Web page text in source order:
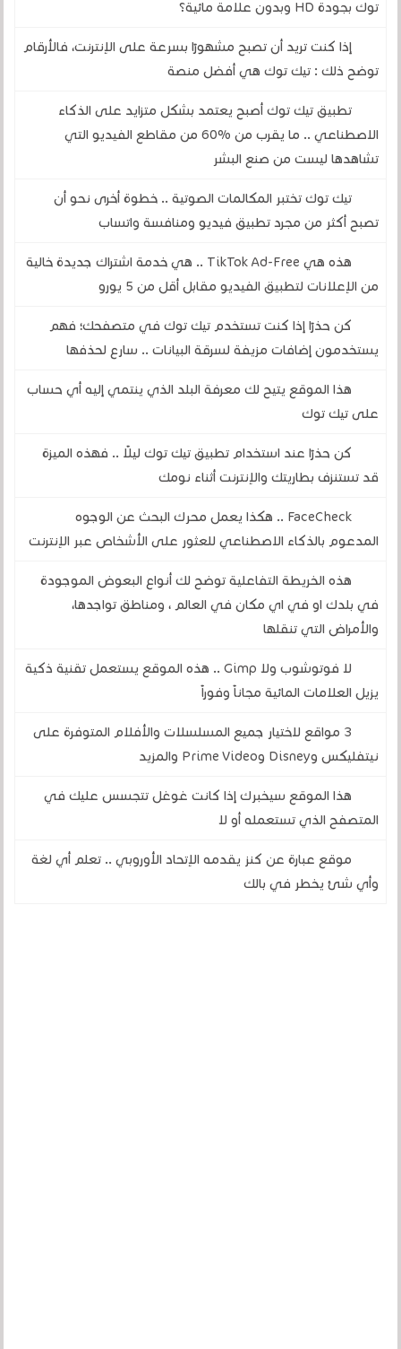
توك بجودة HD وبدون علامة مائية؟
إذا كنت تريد أن تصبح مشهورًا بسرعة على الإنترنت، فالأرقام
توضح ذلك : تيك توك هي أفضل منصة
تطبيق تيك توك أصبح يعتمد بشكل متزايد على الذكاء
الاصطناعي .. ما يقرب من %60 من مقاطع الفيديو التي
تشاهدها ليست من صنع البشر
تيك توك تختبر المكالمات الصوتية .. خطوة أخرى نحو أن
تصبح أكثر من مجرد تطبيق فيديو ومنافسة واتساب
هذه هي TikTok Ad-Free .. هي خدمة اشتراك جديدة خالية
من الإعلانات لتطبيق الفيديو مقابل أقل من 5 يورو
كن حذرًا إذا كنت تستخدم تيك توك في متصفحك؛ فهم
يستخدمون إضافات مزيفة لسرقة البيانات .. سارع لحذفها
هذا الموقع يتيح لك معرفة البلد الذي ينتمي إليه أي حساب
على تيك توك
كن حذرًا عند استخدام تطبيق تيك توك ليلًا .. فهذه الميزة
قد تستنزف بطاريتك والإنترنت أثناء نومك
FaceCheck .. هكذا يعمل محرك البحث عن الوجوه
المدعوم بالذكاء الاصطناعي للعثور على الأشخاص عبر الإنترنت
هذه الخريطة التفاعلية توضح لك أنواع البعوض الموجودة
في بلدك او في اي مكان في العالم ، ومناطق تواجدها،
والأمراض التي تنقلها
لا فوتوشوب ولا Gimp .. هذه الموقع يستعمل تقنية ذكية
يزيل العلامات المائية مجاناً وفوراً
3 مواقع لاختيار جميع المسلسلات والأفلام المتوفرة على
نيتفليكس وDisney وPrime Video والمزيد
هذا الموقع سيخبرك إذا كانت غوغل تتجسس عليك في
المتصفح الذي تستعمله أو لا
موقع عبارة عن كنز يقدمه الإتحاد الأوروبي .. تعلم أي لغة
وأي شئ يخطر في بالك